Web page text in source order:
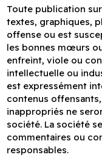
Toute publication
textes, graphiques,
offense ou est
les bonnes mœurs
enfreint, viole ou
intellectuelle ou
est expressément
contenus
inappropriés ne
société. La société
commentaires ou
responsables.